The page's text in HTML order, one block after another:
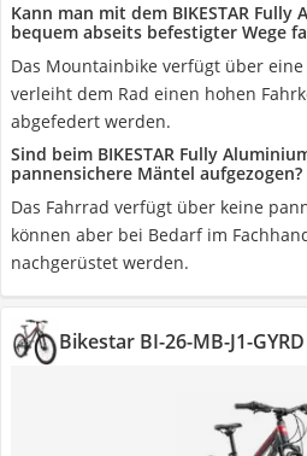
Kann man mit dem BIKESTAR
bequem abseits befestigter Wege
Das Mountainbike verfügt über
verleiht dem Rad einen hohen
abgefedert werden.
Sind beim BIKESTAR Fully
pannensichere Mäntel aufgezogen?
Das Fahrrad verfügt über keine
können aber bei Bedarf im
nachgerüstet werden.
Bikestar BI-26-MB-J1-GYRD